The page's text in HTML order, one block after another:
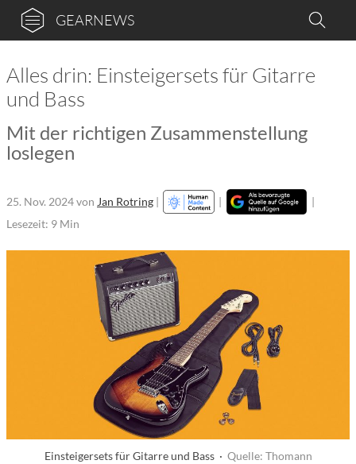
GEARNEWS
Alles drin: Einsteigersets für Gitarre
und Bass
Mit der richtigen Zusammenstellung
loslegen
25. Nov. 2024von Jan Rotring | |
|
Lesezeit: 9 Min
Einsteigersets für Gitarre und Bass · Quelle: Thomann